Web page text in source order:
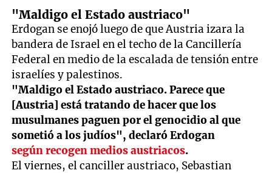
"Maldigo el Estado austriaco"
Erdogan se enojó luego de que Austria izara la
bandera de Israel en el techo de la Cancillería
Federal en medio de la escalada de tensión entre
israelíes y palestinos.
"Maldigo el Estado austriaco. Parece que
[Austria] está tratando de hacer que los
musulmanes paguen por el genocidio al que
sometió a los judíos", declaró Erdogan
según recogen medios austriacos.
El viernes, el canciller austriaco, Sebastian